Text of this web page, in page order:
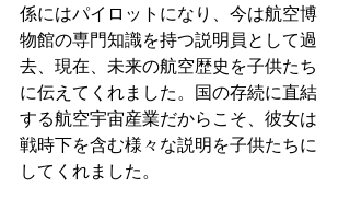
係にはパイロットになり、今は航空博
物館の専門知識を持つ説明員として過
去、現在、未来の航空歴史を子供たち
に伝えてくれました。国の存続に直結
する航空宇宙産業だからこそ、彼女は
戦時下を含む様々な説明を子供たちに
してくれました。